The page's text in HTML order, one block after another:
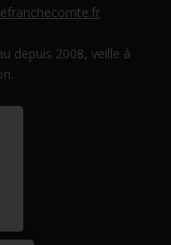
depuis 2008, veille à